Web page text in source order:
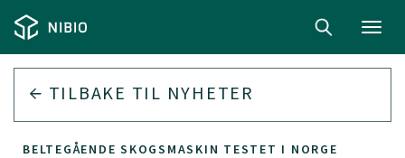
TILBAKE TIL NYHETER
BELTEGÅENDE SKOGSMASKIN TESTET I NORGE